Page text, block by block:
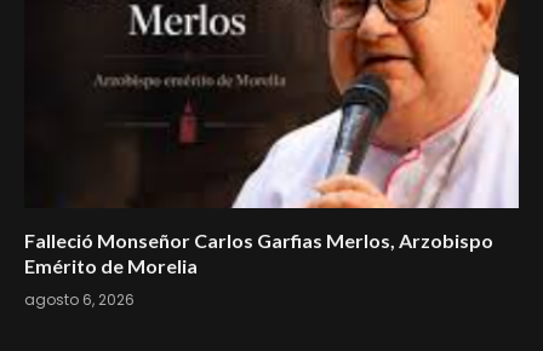
Falleció Monseñor Carlos Garfias Merlos, Arzobispo
Emérito de Morelia
agosto 6, 2026